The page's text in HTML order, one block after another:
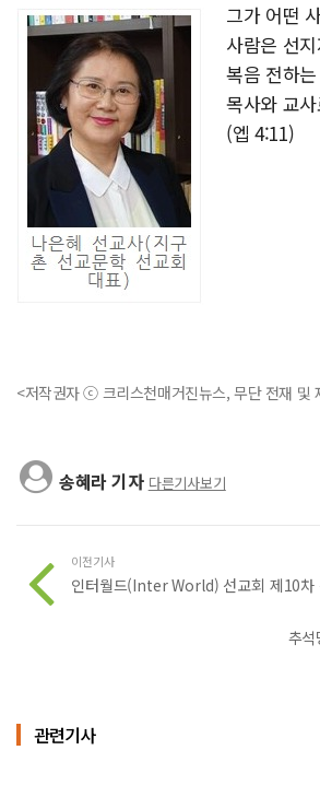
그가 어떤
사람은 선
복음 전하
목사와 교
(엡 4:11)
<저작권자 ⓒ 크리스천매거진뉴스, 무단 전재 및
송혜라 기자 다른기사보기
이전기사
인터월드(Inter World) 선교회 제10차
추석
관련기사